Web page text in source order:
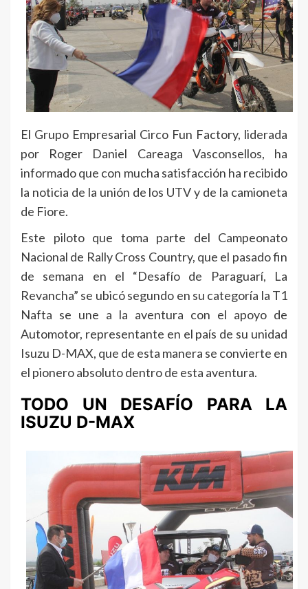
El Grupo Empresarial Circo Fun Factory, liderada
por Roger Daniel Careaga Vasconsellos, ha
informado que con mucha satisfacción ha recibido
la noticia de la unión de los UTV y de la camioneta
de Fiore.
Este piloto que toma parte del Campeonato
Nacional de Rally Cross Country, que el pasado fin
de semana en el “Desafío de Paraguarí, La
Revancha” se ubicó segundo en su categoría la T1
Nafta se une a la aventura con el apoyo de
Automotor, representante en el país de su unidad
Isuzu D-MAX, que de esta manera se convierte en
el pionero absoluto dentro de esta aventura.
TODO UN DESAFÍO PARA LA
ISUZU D-MAX